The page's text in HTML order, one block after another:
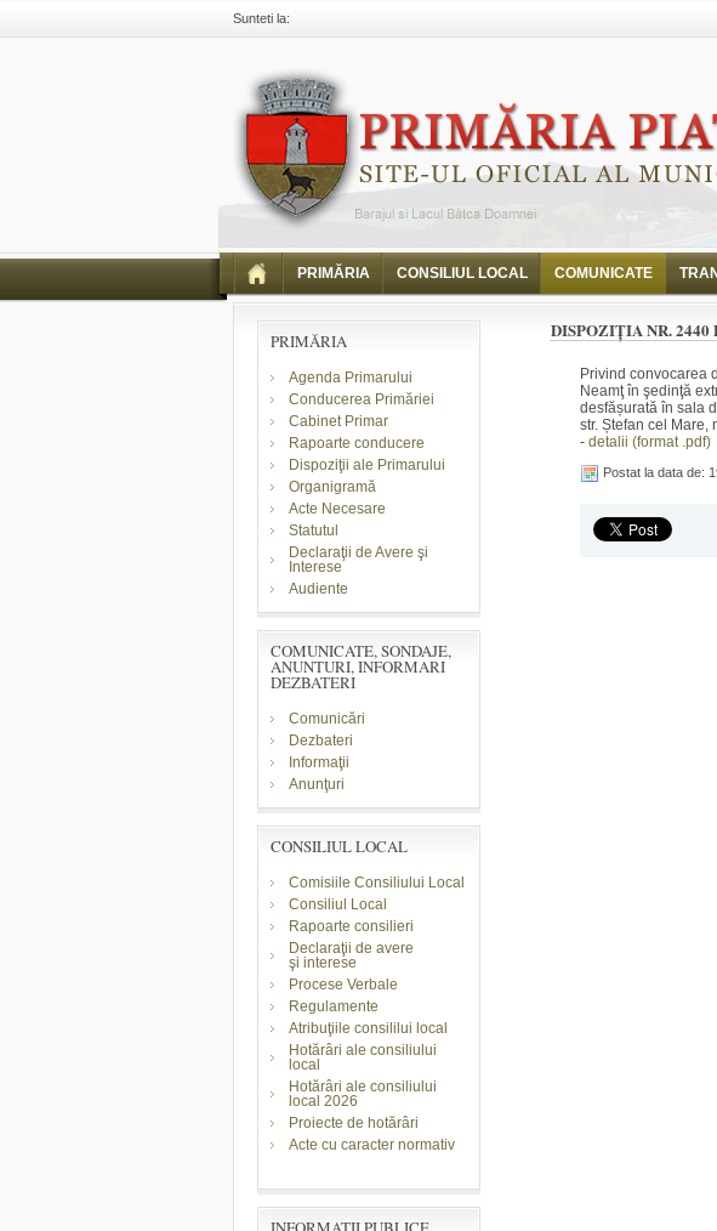
Sunteti la:
PRIMĂRIA CONSILIUL LOCAL COMUNICATE
PRIMĂRIA
Agenda Primarului
Conducerea Primăriei
Cabinet Primar
Rapoarte conducere
Dispoziţii ale Primarului
Organigramă
Acte Necesare
Statutul
Declaraţii de Avere şi
Interese
Audiente
COMUNICATE, SONDAJE,
ANUNTURI, INFORMARI
DEZBATERI
Comunicări
Dezbateri
Informaţii
Anunţuri
CONSILIUL LOCAL
Comisiile Consiliului Local
Consiliul Local
Rapoarte consilieri
Declaraţii de avere
şi interese
Procese Verbale
Regulamente
Atribuţiile consililui local
Hotărâri ale consiliului
local
Hotărâri ale consiliului
local 2026
Proiecte de hotărâri
Acte cu caracter normativ
DISPOZIȚIA NR. 2440
Privind convocarea
Neamţ în şedinţă
desfășurată în sala
str. Ștefan cel Mare,
- detalii (format .pdf)
Postat la data de: